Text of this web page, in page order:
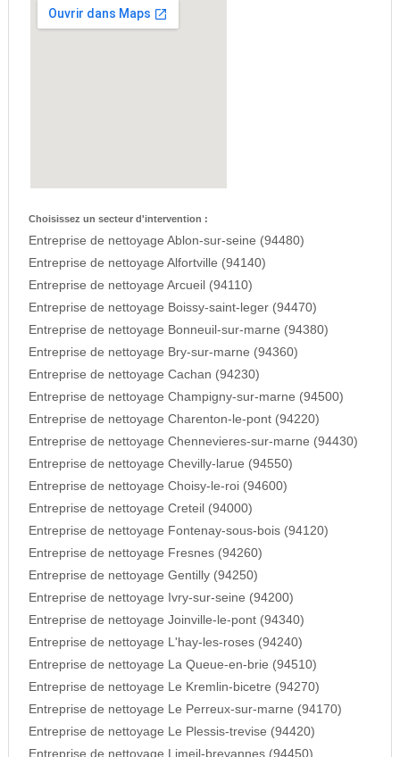
Choisissez un secteur d'intervention :
Entreprise de nettoyage Ablon-sur-seine (94480)
Entreprise de nettoyage Alfortville (94140)
Entreprise de nettoyage Arcueil (94110)
Entreprise de nettoyage Boissy-saint-leger (94470)
Entreprise de nettoyage Bonneuil-sur-marne (94380)
Entreprise de nettoyage Bry-sur-marne (94360)
Entreprise de nettoyage Cachan (94230)
Entreprise de nettoyage Champigny-sur-marne (94500)
Entreprise de nettoyage Charenton-le-pont (94220)
Entreprise de nettoyage Chennevieres-sur-marne (94430)
Entreprise de nettoyage Chevilly-larue (94550)
Entreprise de nettoyage Choisy-le-roi (94600)
Entreprise de nettoyage Creteil (94000)
Entreprise de nettoyage Fontenay-sous-bois (94120)
Entreprise de nettoyage Fresnes (94260)
Entreprise de nettoyage Gentilly (94250)
Entreprise de nettoyage Ivry-sur-seine (94200)
Entreprise de nettoyage Joinville-le-pont (94340)
Entreprise de nettoyage L'hay-les-roses (94240)
Entreprise de nettoyage La Queue-en-brie (94510)
Entreprise de nettoyage Le Kremlin-bicetre (94270)
Entreprise de nettoyage Le Perreux-sur-marne (94170)
Entreprise de nettoyage Le Plessis-trevise (94420)
Entreprise de nettoyage Limeil-brevannes (94450)